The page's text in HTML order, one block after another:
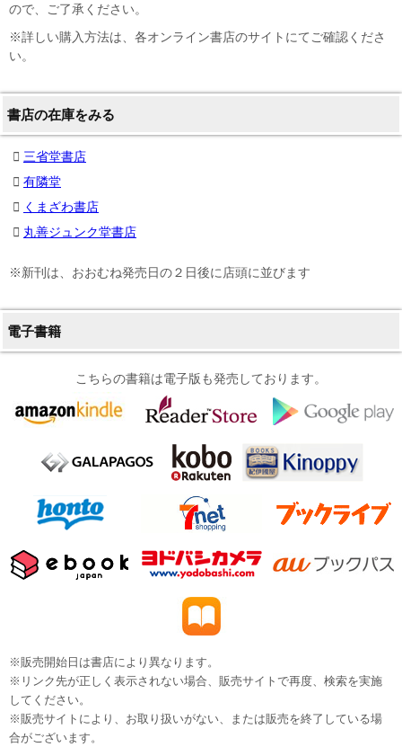
ので、ご了承ください。
※詳しい購入方法は、各オンライン書店のサイトにてご確認くださ
い。
書店の在庫をみる
三省堂書店
有隣堂
くまざわ書店
丸善ジュンク堂書店
※新刊は、おおむね発売日の２日後に店頭に並びます
電子書籍
こちらの書籍は電子版も発売しております。
※販売開始日は書店により異なります。
※リンク先が正しく表示されない場合、販売サイトで再度、検索を実施
してください。
※販売サイトにより、お取り扱いがない、または販売を終了している場
合がございます。